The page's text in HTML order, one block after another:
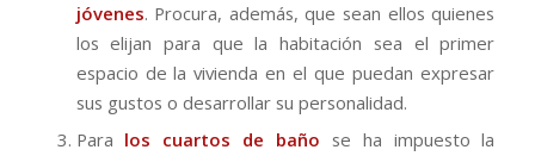
jóvenes. Procura, además, que sean ellos quienes
los elijan para que la habitación sea el primer
espacio de la vivienda en el que puedan expresar
sus gustos o desarrollar su personalidad.
Para los cuartos de baño se ha impuesto la